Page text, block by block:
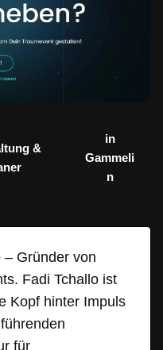
&
in
Gammeli
n
– Gründer von
Fadi Tchallo ist
Kopf hinter Impuls
für